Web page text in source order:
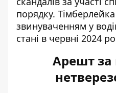
порядку.
звинуваченням у
стані в червні 2024
Арешт за